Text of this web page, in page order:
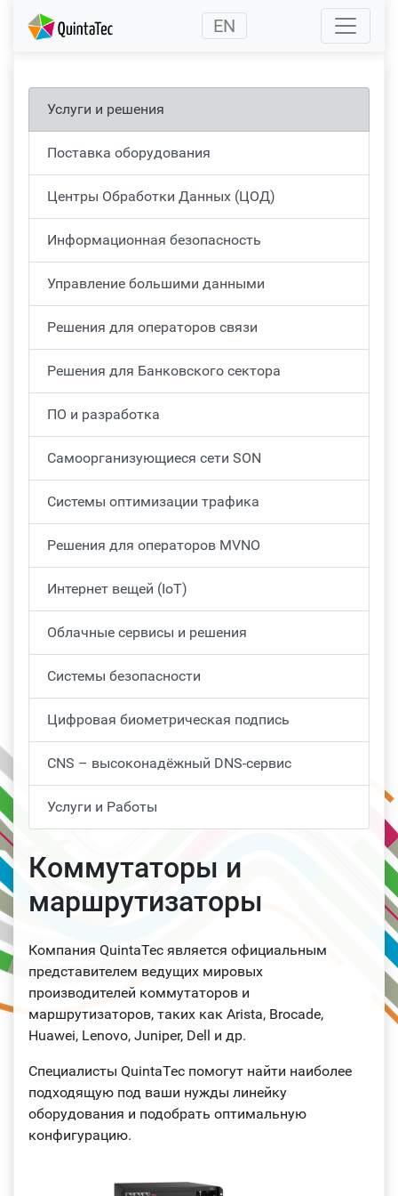
(current) EN
Услуги и решения
Поставка оборудования
Центры Обработки Данных (ЦОД)
Информационная безопасность
Управление большими данными
Решения для операторов связи
Решения для Банковского сектора
ПО и разработка
Самоорганизующиеся сети SON
Системы оптимизации трафика
Решения для операторов MVNO
Интернет вещей (IoT)
Облачные сервисы и решения
Системы безопасности
Цифровая биометрическая подпись
CNS – высоконадёжный DNS-сервис
Услуги и Работы
Коммутаторы и
маршрутизаторы
Компания QuintaTec является официальным
представителем ведущих мировых
производителей коммутаторов и
маршрутизаторов, таких как Arista, Brocade,
Huawei, Lenovo, Juniper, Dell и др.
Специалисты QuintaTec помогут найти наиболее
подходящую под ваши нужды линейку
оборудования и подобрать оптимальную
конфигурацию.